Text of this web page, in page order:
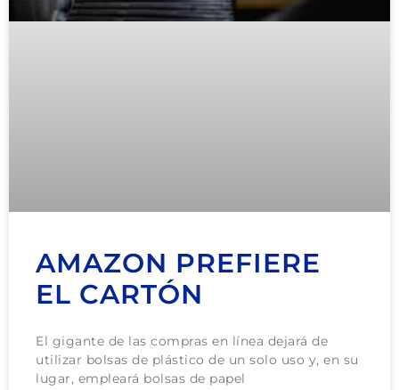
AMAZON PREFIERE
EL CARTÓN
El gigante de las compras en línea dejará de
utilizar bolsas de plástico de un solo uso y, en su
lugar, empleará bolsas de papel